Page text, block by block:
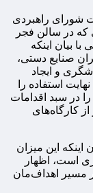
شورای راهبردی
در سالن فجر
بیان اینکه
صنایع دستی،
و ایجاد
استفاده را
در سبد اقدامات
به ۲ میلیون نفر از کارگاه‌های
این میزان
است، اظهار
مسیر اهداف‌مان